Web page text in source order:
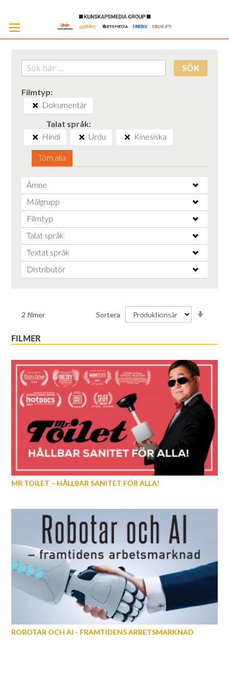
SÖK
Filmtyp
Dokumentär
Talat språk
Hindi
Urdu Kinesiska
Töm alla
Ämne
Målgrupp
Filmtyp
Talat språk
Textat språk
Distributör
2 filmer Sortera
FILMER
MR TOILET – HÅLLBAR SANITET FÖR ALLA!
ROBOTAR OCH AI - FRAMTIDENS ARBETSMARKNAD